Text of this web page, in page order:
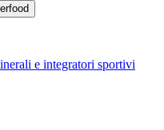
e integratori sportivi